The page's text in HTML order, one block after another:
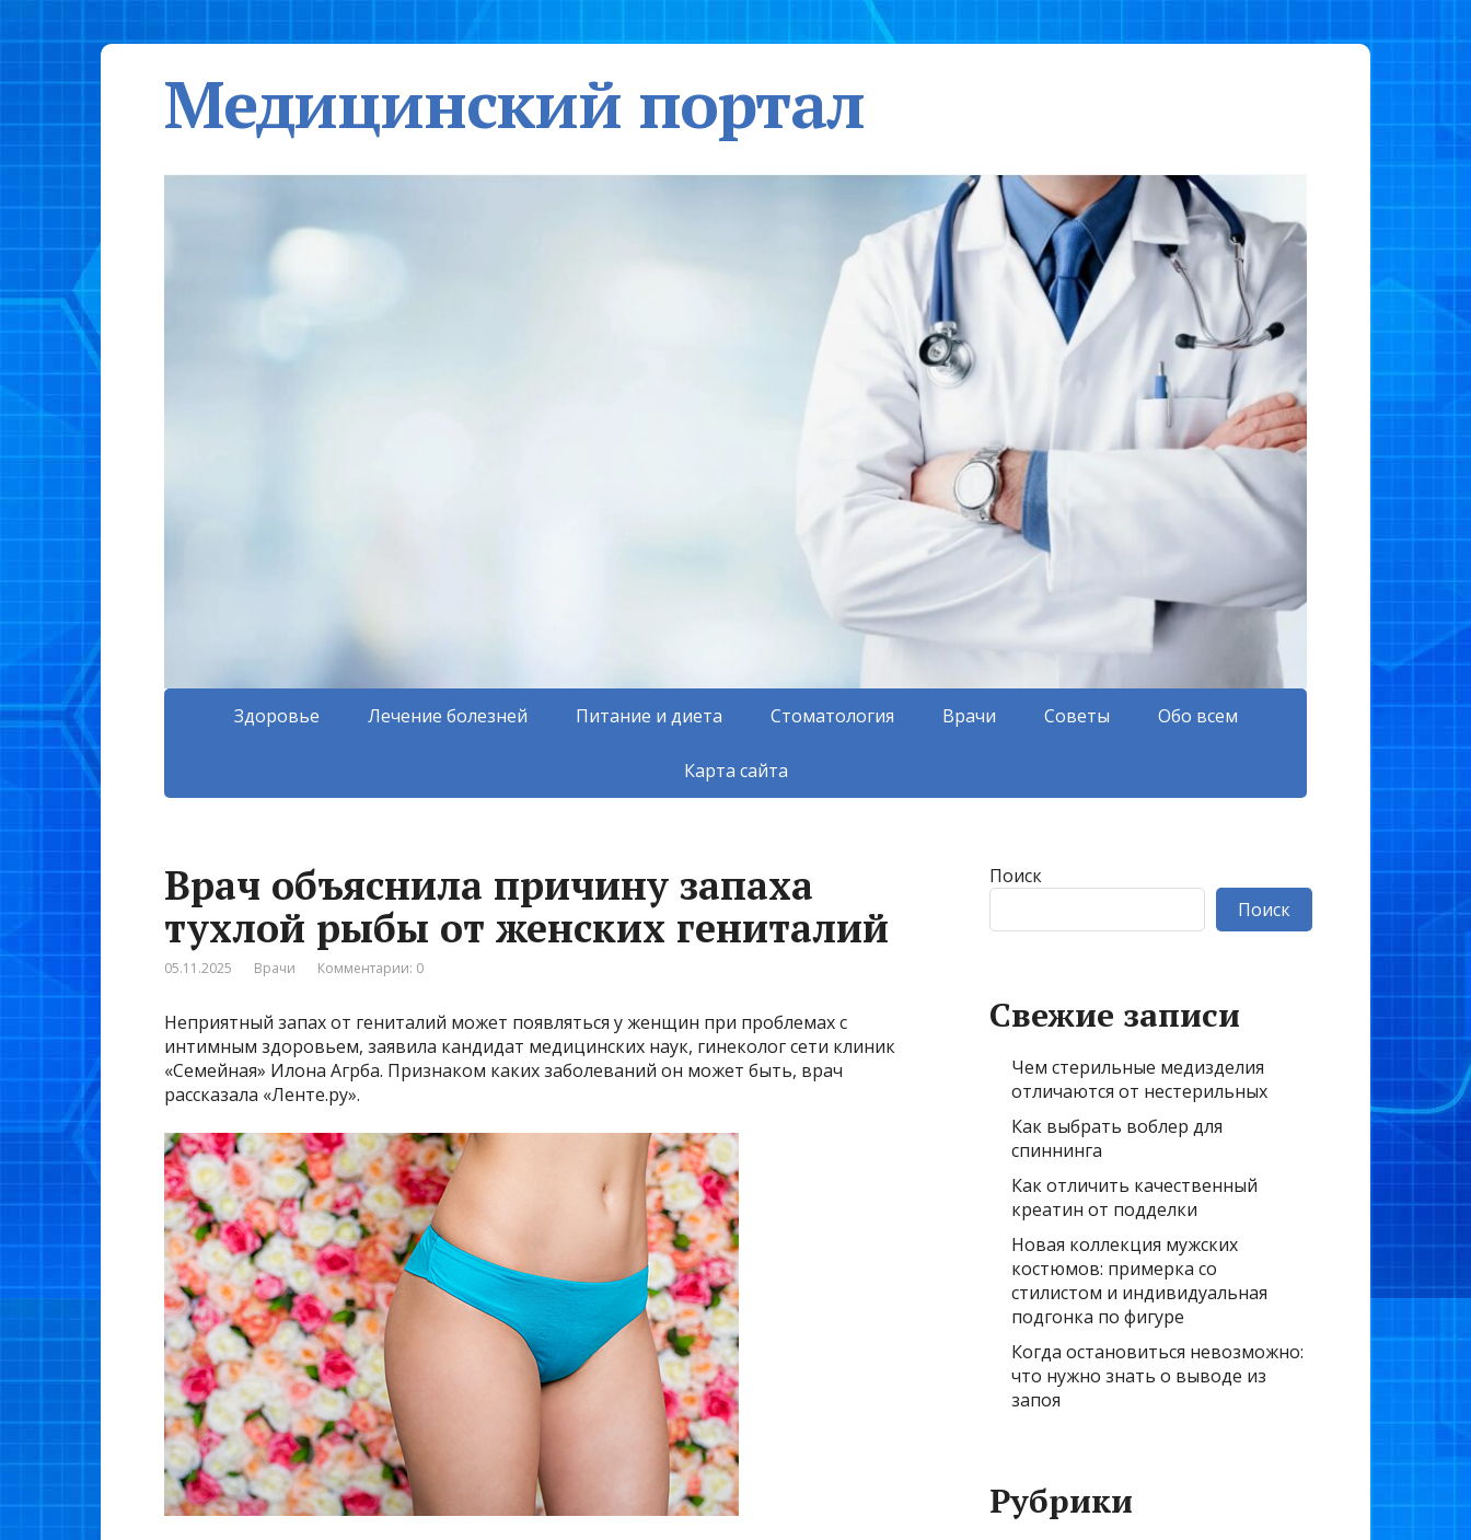
Медицинский портал
Здоровье Лечение болезней Питание и диета Стоматология Врачи Советы Обо всем
Карта сайта
Врач объяснила причину запаха
тухлой рыбы от женских гениталий
05.11.2025 Врачи Комментарии: 0
Неприятный запах от гениталий может появляться у женщин при проблемах с
интимным здоровьем, заявила кандидат медицинских наук, гинеколог сети клиник
«Семейная» Илона Агрба. Признаком каких заболеваний он может быть, врач
рассказала «Ленте.ру».
Поиск
Поиск
Свежие записи
Чем стерильные медизделия
отличаются от нестерильных
Как выбрать воблер для
спиннинга
Как отличить качественный
креатин от подделки
Новая коллекция мужских
костюмов: примерка со
стилистом и индивидуальная
подгонка по фигуре
Когда остановиться невозможно:
что нужно знать о выводе из
запоя
Рубрики